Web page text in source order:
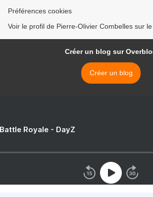
Préférences cookies
Voir le profil de Pierre-Olivier Combelles sur
Créer un blog sur
Créer un blog
Royale - DayZ